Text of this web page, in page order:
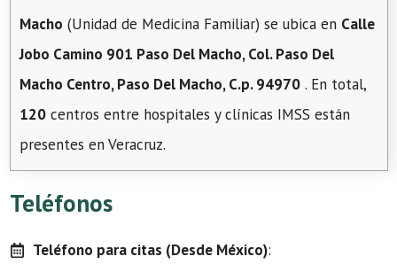
Macho (Unidad de Medicina Familiar) se ubica en Calle
Jobo Camino 901 Paso Del Macho, Col. Paso Del
Macho Centro, Paso Del Macho, C.p. 94970 . En total,
120 centros entre hospitales y clínicas IMSS están
presentes en Veracruz.
Teléfonos
Teléfono para citas (Desde México):